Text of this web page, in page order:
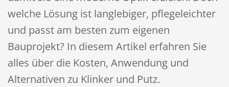
welche Lösung ist langlebiger, pflegeleichter
und passt am besten zum eigenen
Bauprojekt? In diesem Artikel erfahren Sie
alles über die Kosten, Anwendung und
Alternativen zu Klinker und Putz.